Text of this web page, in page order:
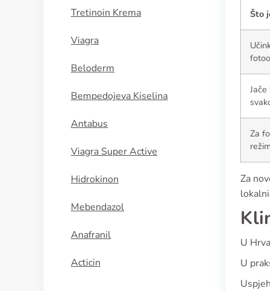
Tretinoin Krema
Viagra
Beloderm
Bempedojeva Kiselina
Antabus
Viagra Super Active
Hidrokinon
Mebendazol
Anafranil
Acticin
Što
Za
Za
U
U